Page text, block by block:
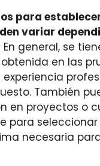
para
variar
En general, se
en las
También
en proyectos o
para
necesaria